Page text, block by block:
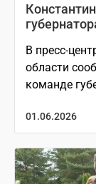
В пресс-
области
команде
01.06.2026